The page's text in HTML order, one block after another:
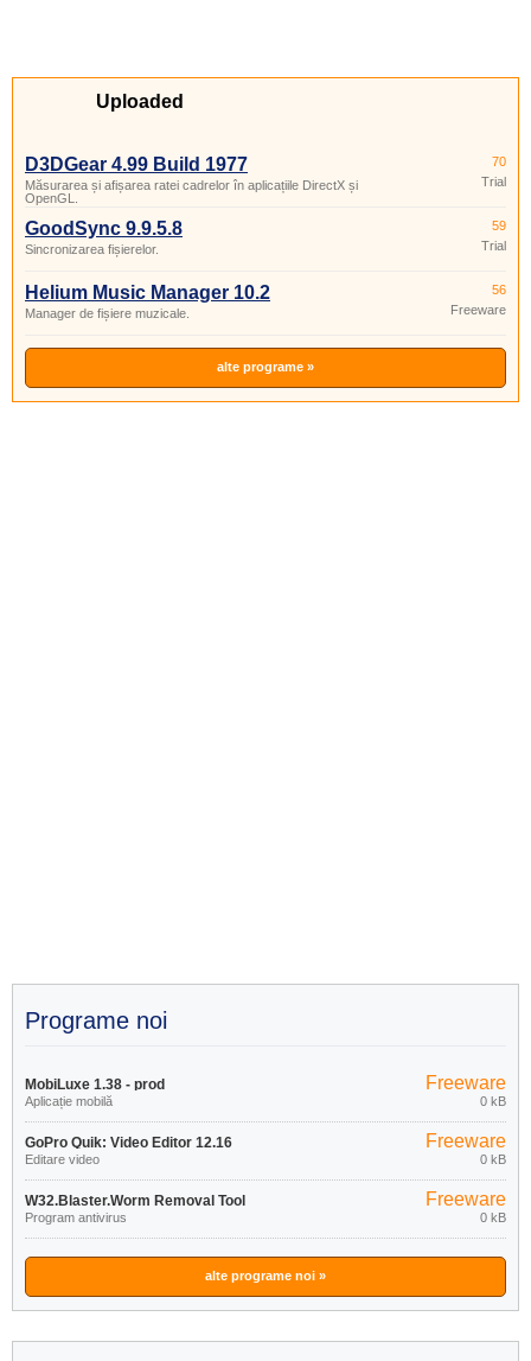
Uploaded
D3DGear 4.99 Build 1977
Măsurarea și afișarea ratei cadrelor în aplicațiile DirectX și
OpenGL.
70
Trial
GoodSync 9.9.5.8
Sincronizarea fișierelor.
59
Trial
Helium Music Manager 10.2
Manager de fișiere muzicale.
56
Freeware
alte programe »
Programe noi
MobiLuxe 1.38 - prod
Aplicație mobilă
Freeware
0 kB
GoPro Quik: Video Editor 12.16
Editare video
Freeware
0 kB
W32.Blaster.Worm Removal Tool
1.0.0
Program antivirus
Freeware
0 kB
alte programe noi »